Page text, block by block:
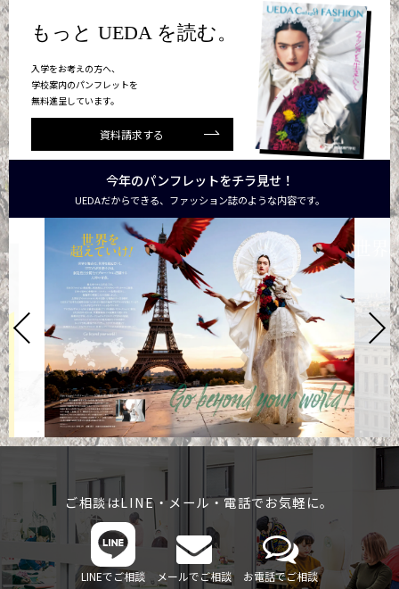
もっと UEDA を読む。
入学をお考えの方へ、
学校案内のパンフレットを
無料進呈しています。
資料請求する
今年のパンフレットをチラ見せ！
UEDAだからできる、ファッション誌のような内容です。
ご相談はLINE・メール・電話でお気軽に。
LINEでご相談 メールでご相談 お電話でご相談